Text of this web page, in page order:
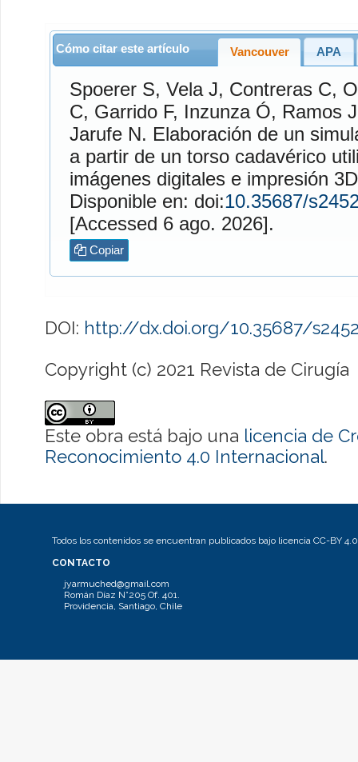
Cómo citar este artículo Vancouver APA
SpoererS, VelaJ, ContrerasC,
C, GarridoF, InzunzaÓ, Ramos
JarufeN. Elaboración de un simulador de trauma torácico
a partir de un torso cadavérico
imágenes digitales e impresión
Disponible en: doi:10.35687/
[Accessed 6 ago. 2026].
Copiar
DOI: http://dx.doi.org/10.35687/
Copyright (c) 2021 Revista de Cirugía
Este obra está bajo una licencia de
Reconocimiento 4.0 Internacional.
Todos los contenidos se encuentran publicados bajo licencia CC-BY 4.0
CONTACTO
jyarmuched@gmail.com
Román Díaz N°205 Of. 401.
Providencia, Santiago, Chile